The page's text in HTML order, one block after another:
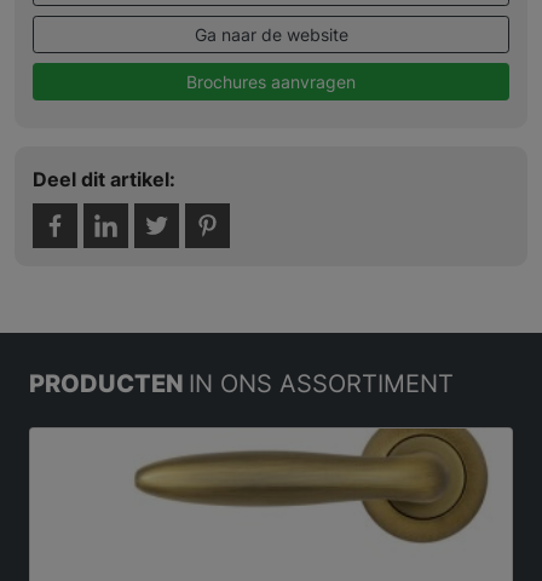
Ga naar de website
Brochures aanvragen
Deel dit artikel:
PRODUCTEN IN ONS ASSORTIMENT